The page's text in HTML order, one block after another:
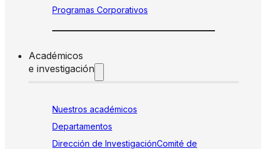
Programas Corporativos
Académicos
e investigación
Nuestros académicos
Departamentos
Dirección de InvestigaciónComité de